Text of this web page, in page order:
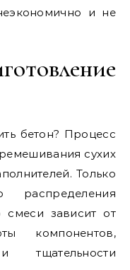
и не
бетон? Процесс
сухих
Только
смеси зависит от
компонентов,
тщательности